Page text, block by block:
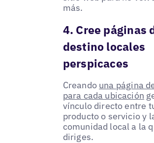
más.
4. Cree páginas
destino locales
perspicaces
Creando una página
para cada ubicación
vínculo directo entre
producto o servicio y
comunidad local a la
diriges.